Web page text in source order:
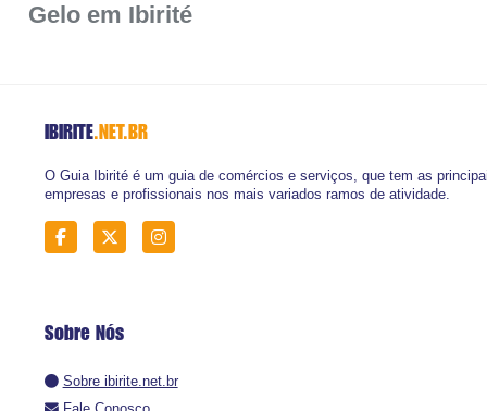
Gelo em Ibirité
IBIRITE.NET.BR
O Guia Ibirité é um guia de comércios e serviços, que tem as
empresas e profissionais nos mais variados ramos de atividade.
Sobre Nós
Sobre ibirite.net.br